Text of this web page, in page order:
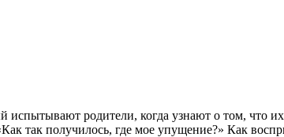
испытывают родители, когда узнают о том, что
так получилось, где мое упущение?» Как